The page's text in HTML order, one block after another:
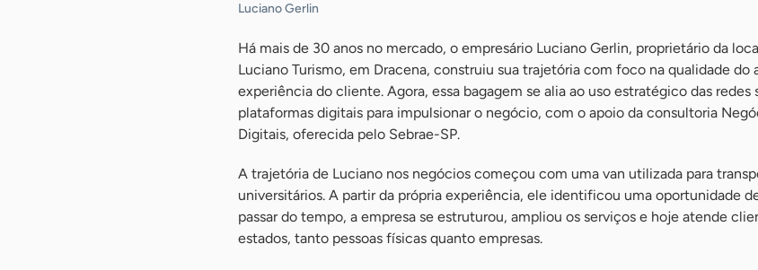
Luciano Gerlin
Há mais de 30 anos no mercado, o empresário Luciano Gerlin, proprietário da
Luciano Turismo, em Dracena, construiu sua trajetória com foco na qualidade do
experiência do cliente. Agora, essa bagagem se alia ao uso estratégico das redes
plataformas digitais para impulsionar o negócio, com o apoio da consultoria
Digitais, oferecida pelo Sebrae-SP.
A trajetória de Luciano nos negócios começou com uma van utilizada para
universitários. A partir da própria experiência, ele identificou uma oportunidade
passar do tempo, a empresa se estruturou, ampliou os serviços e hoje atende
estados, tanto pessoas físicas quanto empresas.